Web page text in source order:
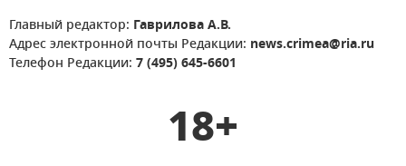
Главный редактор: Гаврилова А.В.
Адрес электронной почты Редакции: news.crimea@ria.ru
Телефон Редакции: 7 (495) 645-6601
18+